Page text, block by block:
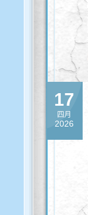
17
四月
2026